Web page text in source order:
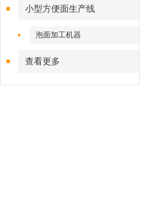
小型方便面生产线
泡面加工机器
查看更多